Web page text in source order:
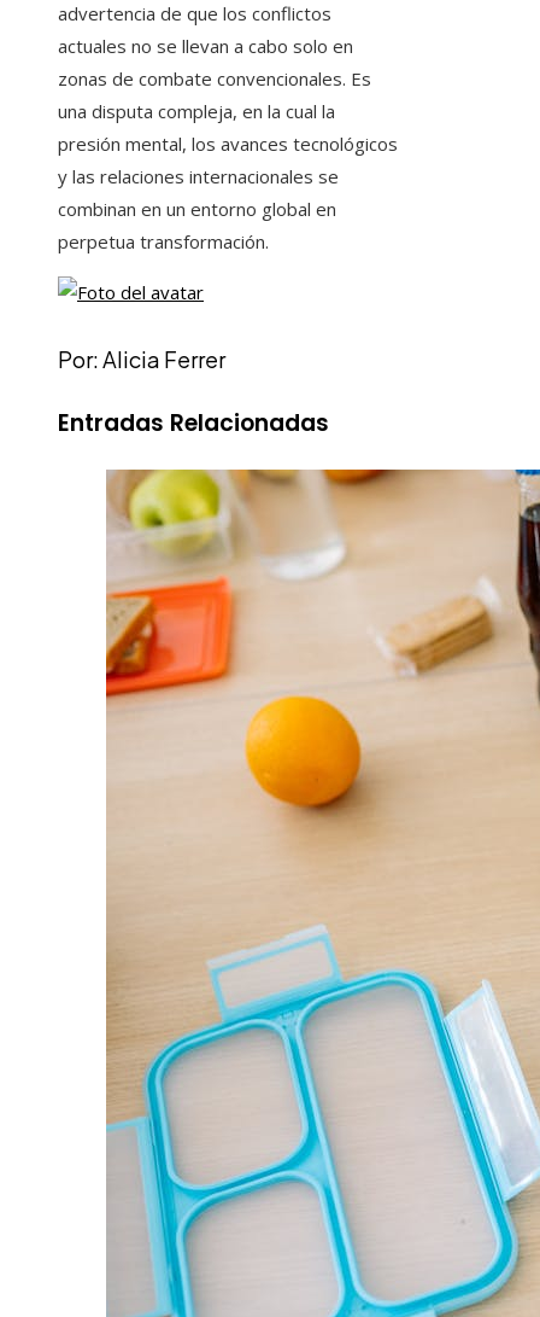
advertencia de que los conflictos
actuales no se llevan a cabo solo en
zonas de combate convencionales. Es
una disputa compleja, en la cual la
presión mental, los avances tecnológicos
y las relaciones internacionales se
combinan en un entorno global en
perpetua transformación.
Por: Alicia Ferrer
Entradas Relacionadas